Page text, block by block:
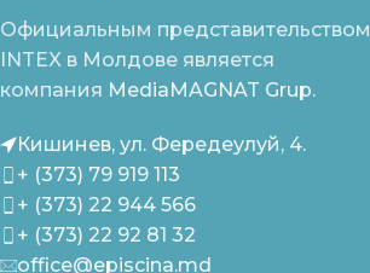
Официальным представительством
INTEX в Молдове является
компания MediaMAGNAT Grup.
Кишинев, ул. Фередеулуй, 4.
+ (373) 79 919 113
+ (373) 22 944 566
+ (373) 22 92 81 32
office@episcina.md